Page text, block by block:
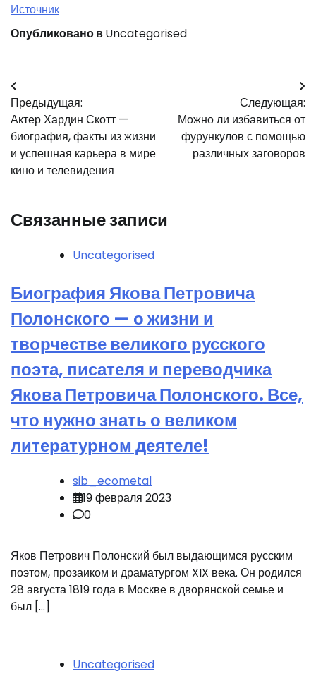
Источник
Опубликовано вUncategorised
Навигация
по
записям
Предыдущая:
Актер Хардин Скотт —
биография, факты из жизни
и успешная карьера в мире
кино и телевидения
Следующая:
Можно ли избавиться от
фурункулов с помощью
различных заговоров
Связанные записи
Uncategorised
Биография Якова Петровича
Полонского — о жизни и
творчестве великого русского
поэта, писателя и переводчика
Якова Петровича Полонского. Все,
что нужно знать о великом
литературном деятеле!
sib_ecometal
19 февраля 2023
0
Яков Петрович Полонский был выдающимся русским
поэтом, прозаиком и драматургом XIX века. Он родился
28 августа 1819 года в Москве в дворянской семье и
был […]
Uncategorised